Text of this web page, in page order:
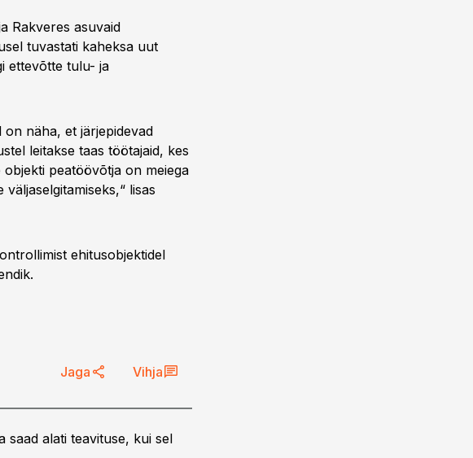
Rakveres asuvaid
tuvastati kaheksa uut
ettevõtte tulu- ja
näha, et järjepidevad
leitakse taas töötajaid, kes
peatöövõtja on meiega
lisas
ehitusobjektidel
Jaga Vihja
saad alati teavituse, kui sel
otsib